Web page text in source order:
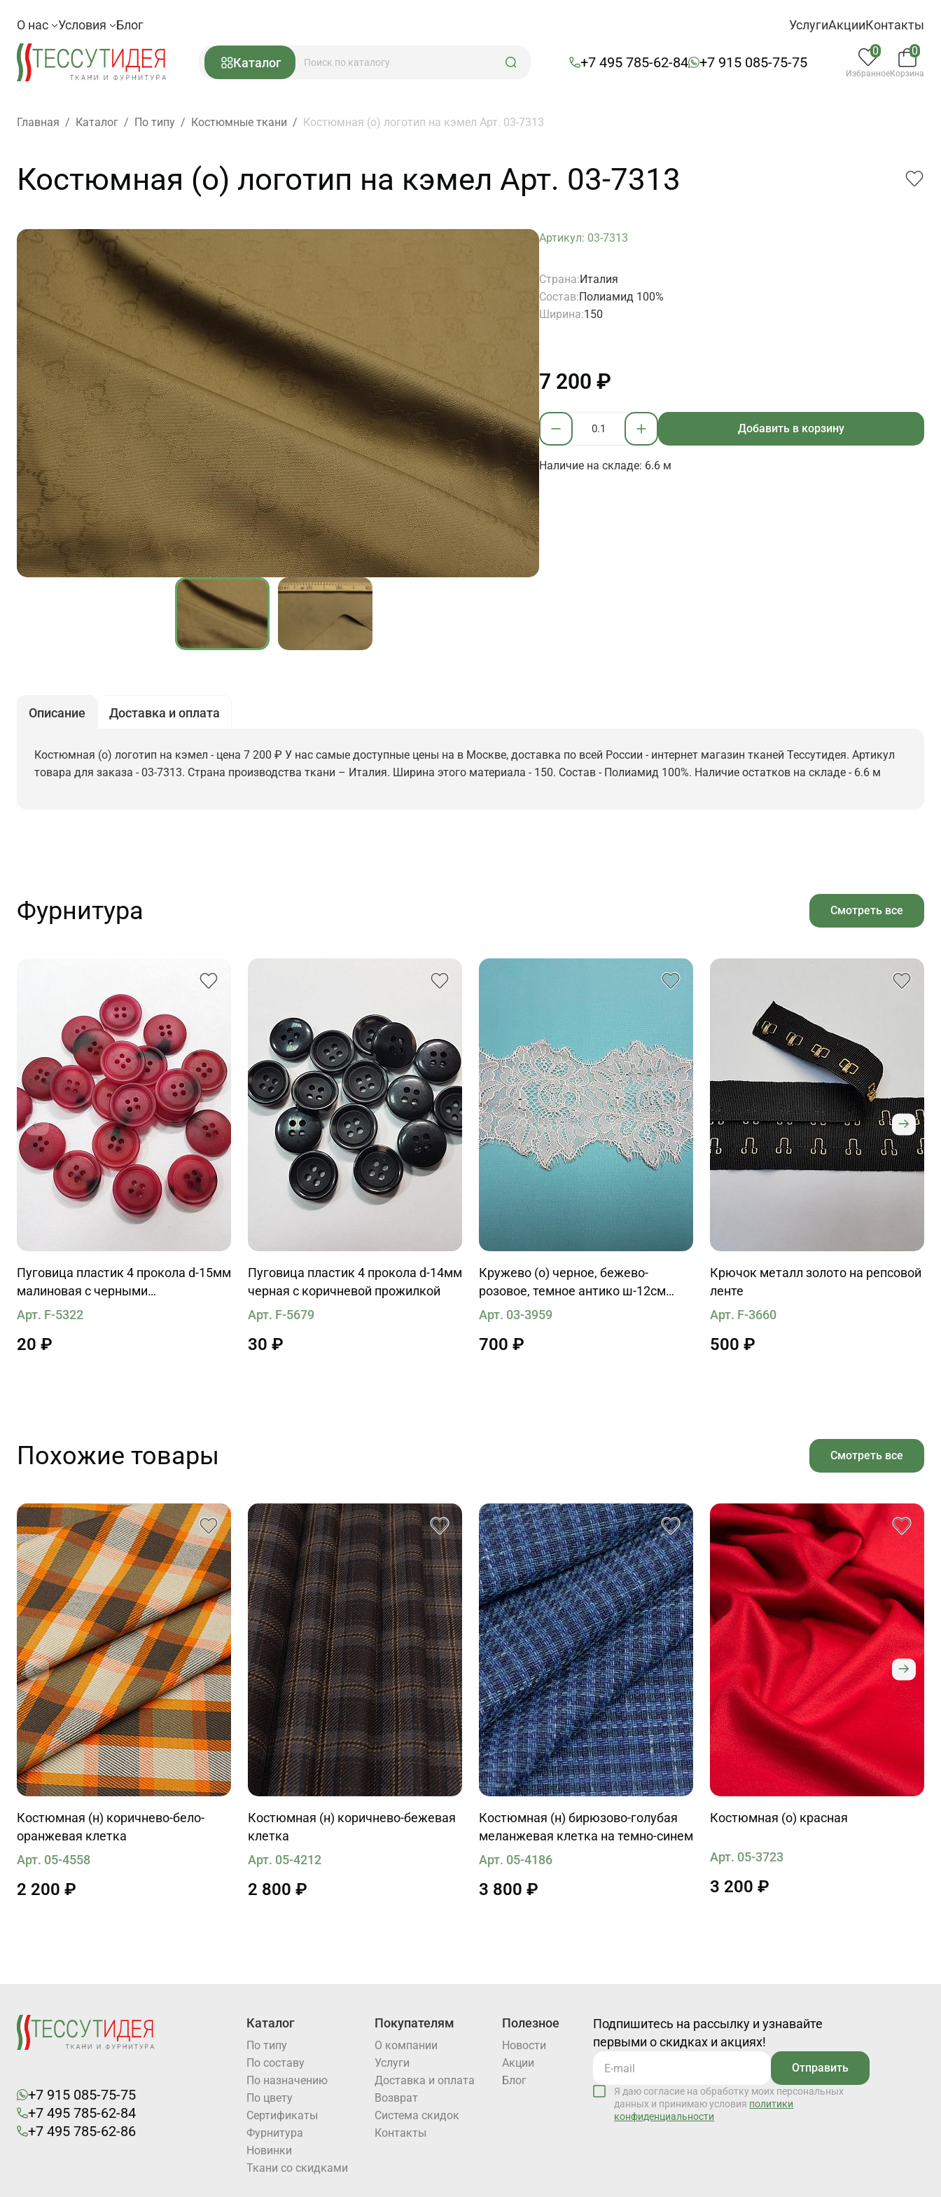
О нас Условия Блог УслугиАкцииКонтакты
Каталог +7 495 785-62-84 +7 915 085-75-75
0
Избранное
0
Корзина
Главная / Каталог / По типу / Костюмные ткани / Костюмная (о) логотип на кэмел Арт. 03-7313
Костюмная (о) логотип на кэмел Арт. 03-7313
Артикул: 03-7313
Страна:Италия
Состав:Полиамид 100%
Ширина:150
7 200 ₽
Добавить в корзину
Наличие на складе: 6.6 м
Описание Доставка и оплата
Костюмная (о) логотип на кэмел - цена 7 200 ₽ У нас самые доступные цены на в Москве, доставка по всей России - интернет магазин тканей Тессутидея. Артикул
товара для заказа - 03-7313. Страна производства ткани – Италия. Ширина этого материала - 150. Состав - Полиамид 100%. Наличие остатков на складе - 6.6 м
Фурнитура Смотреть все
Пуговица пластик 4 прокола d-15мм
малиновая с черными
вкраплениями
Арт. F-5322
20 ₽
Пуговица пластик 4 прокола d-14мм
черная с коричневой прожилкой
Арт. F-5679
30 ₽
Кружево (о) черное, бежево-
розовое, темное антико ш-12см
Solstiss
Арт. 03-3959
700 ₽
Крючок металл золото на репсовой
ленте
Арт. F-3660
500 ₽
Похожие товары Смотреть все
Костюмная (н) коричнево-бело-
оранжевая клетка
Арт. 05-4558
2 200 ₽
Костюмная (н) коричнево-бежевая
клетка
Арт. 05-4212
2 800 ₽
Костюмная (н) бирюзово-голубая
меланжевая клетка на темно-синем
Арт. 05-4186
3 800 ₽
Костюмная (о) красная
Арт. 05-3723
3 200 ₽
+7 915 085-75-75
+7 495 785-62-84
+7 495 785-62-86
Каталог
По типу
По составу
По назначению
По цвету
Cертификаты
Фурнитура
Новинки
Ткани со скидками
Покупателям
О компании
Услуги
Доставка и оплата
Возврат
Система скидок
Контакты
Полезное
Новости
Акции
Блог
Подпишитесь на рассылку и узнавайте
первыми о скидках и акциях!
Отправить
Я даю согласие на обработку моих персональных
данных и принимаю условия политики
конфиденциальности